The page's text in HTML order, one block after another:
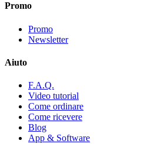
Promo
Promo
Newsletter
Aiuto
F.A.Q.
Video tutorial
Come ordinare
Come ricevere
Blog
App & Software